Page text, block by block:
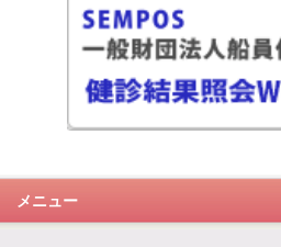
メニュー